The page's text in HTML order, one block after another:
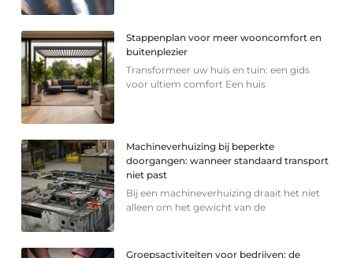
Stappenplan voor meer wooncomfort en
buitenplezier
Transformeer uw huis en tuin: een gids
voor ultiem comfort Een huis
Machineverhuizing bij beperkte
doorgangen: wanneer standaard transport
niet past
Bij een machineverhuizing draait het niet
alleen om het gewicht van de
Groepsactiviteiten voor bedrijven: de